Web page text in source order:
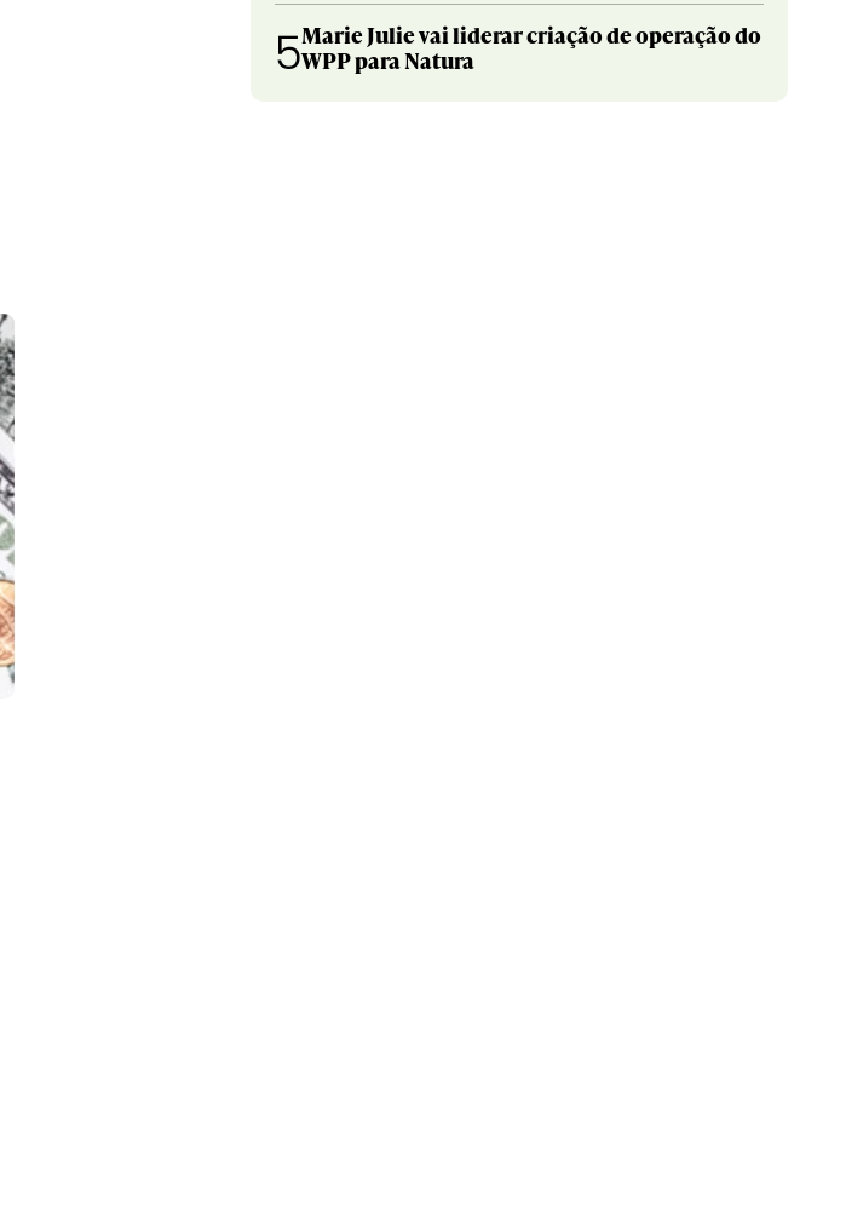
5Marie Julie vai liderar criação de operação do
WPP para Natura